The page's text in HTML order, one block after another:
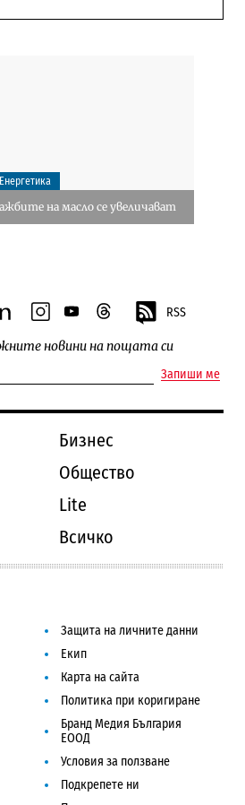
Енергетика
на масло се увеличават
instagram
youtubethreads RSS
новини на пощата си
Запиши ме
Бизнес
Общество
Lite
Всичко
Защита на личните данни
Екип
Карта на сайта
Политика при коригиране
Бранд Медия България
ЕООД
Условия за ползване
Подкрепете ни